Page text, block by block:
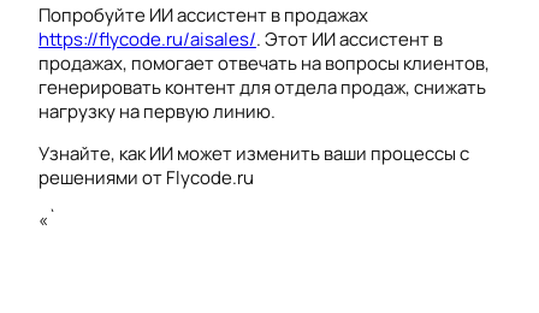
Попробуйте ИИ ассистент в продажах
https://flycode.ru/aisales/. Этот ИИ ассистент в
продажах, помогает отвечать на вопросы клиентов,
генерировать контент для отдела продаж, снижать
нагрузку на первую линию.
Узнайте, как ИИ может изменить ваши процессы с
решениями от Flycode.ru
«`